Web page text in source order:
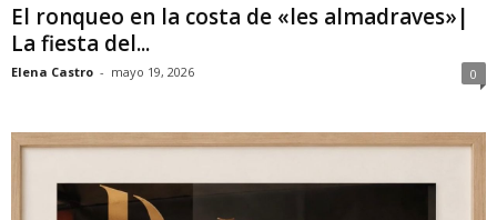
El ronqueo en la costa de «les almadraves»|
La fiesta del...
Elena Castro - mayo 19, 2026 0